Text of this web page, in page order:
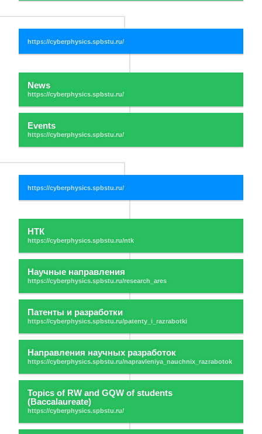
News
Events
НТК
Научные направления
Патенты и разработки
Направления научных разработок
Topics of RW and GQW of students
(Baccalaureate)